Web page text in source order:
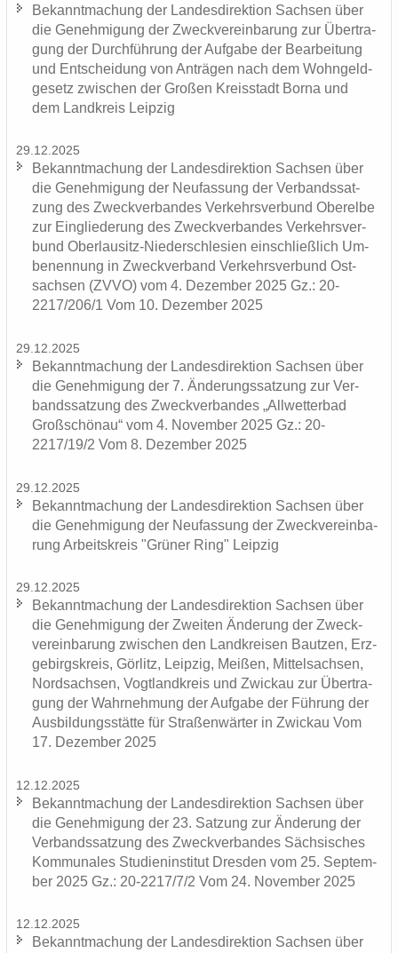
Be­kannt­ma­chung der Lan­des­di­rek­ti­on Sach­sen über
die Ge­neh­mi­gung der Zweck­ver­ein­ba­rung zur Über­tra­
gung der Durch­füh­rung der Auf­ga­be der Be­ar­bei­tung
und Ent­schei­dung von An­trä­gen nach dem Wohn­geld­
ge­setz zwi­schen der Gro­ßen Kreis­stadt Borna und
dem Land­kreis Leip­zig
29.12.2025
Be­kannt­ma­chung der Lan­des­di­rek­ti­on Sach­sen über
die Ge­neh­mi­gung der Neu­fas­sung der Ver­bands­sat­
zung des Zweck­ver­ban­des Ver­kehrs­ver­bund Ober­el­be
zur Ein­glie­de­rung des Zweck­ver­ban­des Ver­kehrs­ver­
bund Oberlausitz-​Niederschlesien ein­schließ­lich Um­
be­nen­nung in Zweck­ver­band Ver­kehrs­ver­bund Ost­
sach­sen (ZVVO) vom 4. De­zem­ber 2025 Gz.: 20-
2217/206/1 Vom 10. De­zem­ber 2025
29.12.2025
Be­kannt­ma­chung der Lan­des­di­rek­ti­on Sach­sen über
die Ge­neh­mi­gung der 7. Än­de­rungs­sat­zung zur Ver­
bands­sat­zung des Zweck­ver­ban­des „All­wet­ter­bad
Groß­schön­au“ vom 4. No­vem­ber 2025 Gz.: 20-
2217/19/2 Vom 8. De­zem­ber 2025
29.12.2025
Be­kannt­ma­chung der Lan­des­di­rek­ti­on Sach­sen über
die Ge­neh­mi­gung der Neu­fas­sung der Zweck­ver­ein­ba­
rung Ar­beits­kreis "Grü­ner Ring" Leip­zig
29.12.2025
Be­kannt­ma­chung der Lan­des­di­rek­ti­on Sach­sen über
die Ge­neh­mi­gung der Zwei­ten Än­de­rung der Zweck­
ver­ein­ba­rung zwi­schen den Land­krei­sen Baut­zen, Erz­
ge­birgs­kreis, Gör­litz, Leip­zig, Mei­ßen, Mit­tel­sach­sen,
Nord­sach­sen, Vogt­land­kreis und Zwi­ckau zur Über­tra­
gung der Wahr­neh­mung der Auf­ga­be der Füh­rung der
Aus­bil­dungs­stät­te für Stra­ßen­wär­ter in Zwi­ckau Vom
17. De­zem­ber 2025
12.12.2025
Be­kannt­ma­chung der Lan­des­di­rek­ti­on Sach­sen über
die Ge­neh­mi­gung der 23. Sat­zung zur Än­de­rung der
Ver­bands­sat­zung des Zweck­ver­ban­des Säch­si­sches
Kom­mu­na­les Stu­di­en­in­sti­tut Dres­den vom 25. Sep­tem­
ber 2025 Gz.: 20-2217/7/2 Vom 24. No­vem­ber 2025
12.12.2025
Be­kannt­ma­chung der Lan­des­di­rek­ti­on Sach­sen über